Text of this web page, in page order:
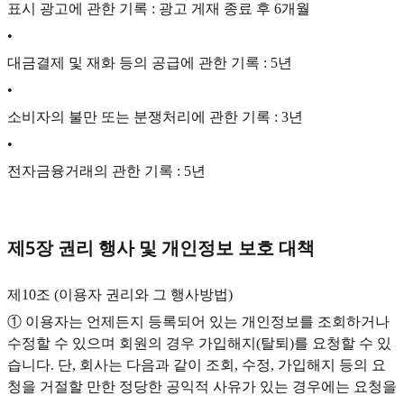
표시 광고에 관한 기록 : 광고 게재 종료 후 6개월
•
대금결제 및 재화 등의 공급에 관한 기록 : 5년
•
소비자의 불만 또는 분쟁처리에 관한 기록 : 3년
•
전자금융거래의 관한 기록 : 5년
제5장 권리 행사 및 개인정보 보호 대책
제10조 (이용자 권리와 그 행사방법)
① 이용자는 언제든지 등록되어 있는 개인정보를 조회하거나
수정할 수 있으며 회원의 경우 가입해지(탈퇴)를 요청할 수 있
습니다. 단, 회사는 다음과 같이 조회, 수정, 가입해지 등의 요
청을 거절할 만한 정당한 공익적 사유가 있는 경우에는 요청을